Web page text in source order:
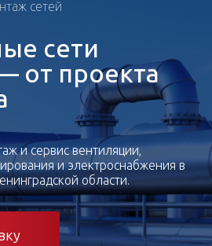
сетей
сети
от проекта
и сервис вентиляции,
и электроснабжения в
области.